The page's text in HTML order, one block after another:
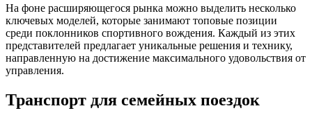
На фоне расширяющегося рынка можно выделить несколько
ключевых моделей, которые занимают топовые позиции
среди поклонников спортивного вождения. Каждый из этих
представителей предлагает уникальные решения и технику,
направленную на достижение максимального удовольствия от
управления.
Транспорт для семейных поездок